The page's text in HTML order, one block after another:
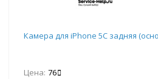
Камера для iPhone 5C задняя
Цена: 76